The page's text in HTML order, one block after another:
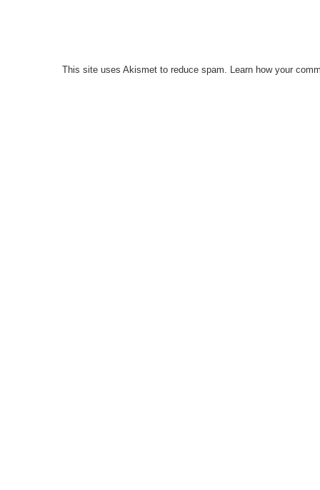
This site uses Akismet to reduce spam. Learn how your